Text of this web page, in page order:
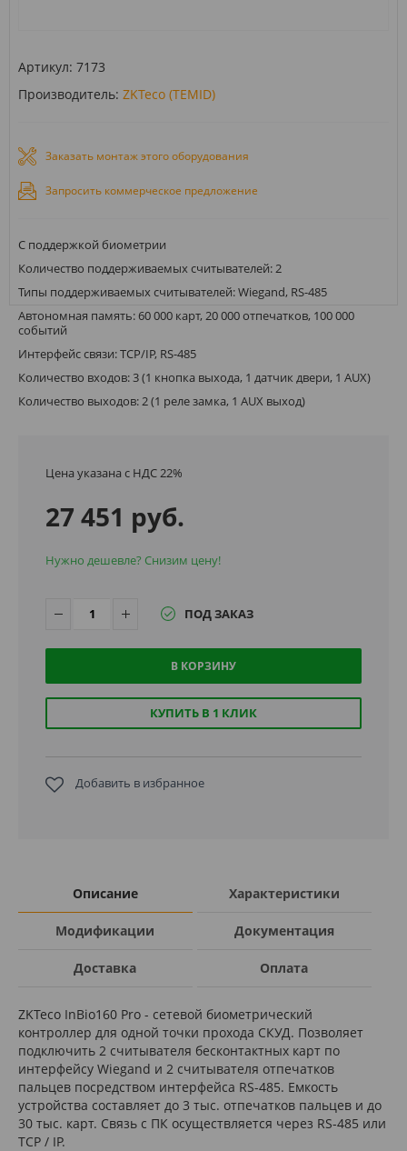
Артикул: 7173
Производитель: ZKTeco (TEMID)
Заказать монтаж этого оборудования
Запросить коммерческое предложение
С поддержкой биометрии
Количество поддерживаемых считывателей: 2
Типы поддерживаемых считывателей: Wiegand, RS-485
Автономная память: 60 000 карт, 20 000 отпечатков, 100 000
событий
Интерфейс связи: TCP/IP, RS-485
Количество входов: 3 (1 кнопка выхода, 1 датчик двери, 1 AUX)
Количество выходов: 2 (1 реле замка, 1 AUX выход)
Цена указана с НДС 22%
27 451 руб.
Нужно дешевле? Снизим цену!
ПОД ЗАКАЗ
В КОРЗИНУ
КУПИТЬ В 1 КЛИК
Добавить в избранное
Описание Характеристики
Модификации Документация
Доставка Оплата
ZKTeco InBio160 Pro - сетевой биометрический
контроллер для одной точки прохода СКУД. Позволяет
подключить 2 считывателя бесконтактных карт по
интерфейсу Wiegand и 2 считывателя отпечатков
пальцев посредством интерфейса RS-485. Емкость
устройства составляет до 3 тыс. отпечатков пальцев и до
30 тыс. карт. Связь с ПК осуществляется через RS-485 или
TCP / IP.